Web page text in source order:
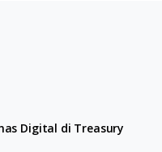
Digital di Treasury